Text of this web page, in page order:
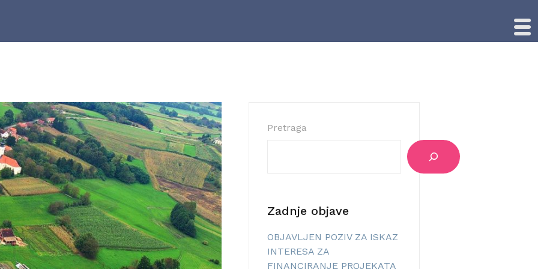
Pretraga
Zadnje objave
OBJAVLJEN POZIV ZA ISKAZ
INTERESA ZA
FINANCIRANJE PROJEKATA